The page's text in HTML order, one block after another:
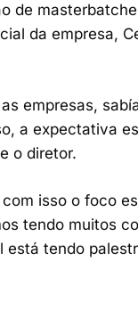
de
da empresa,
empresas,
a expectativa
o diretor.
isso o foco
tendo muitos
está tendo